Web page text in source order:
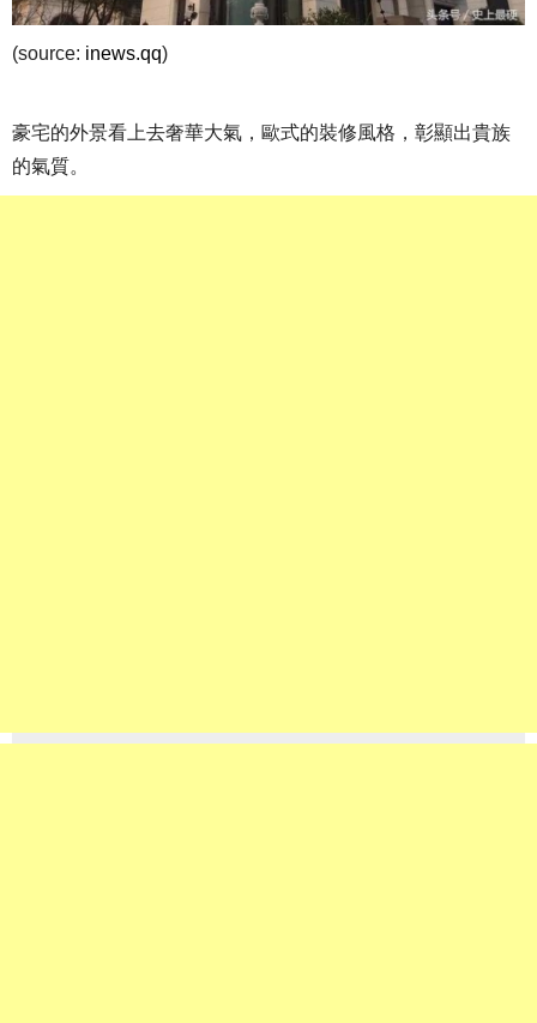
(source: inews.qq)
豪宅的外景看上去奢華大氣，歐式的裝修風格，彰顯出貴族
的氣質。